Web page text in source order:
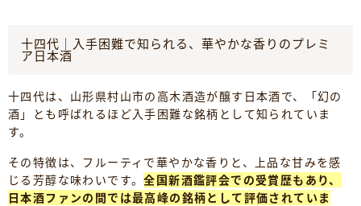
十四代｜入手困難で知られる、華やかな香りのプレミ
ア日本酒
十四代は、山形県村山市の高木酒造が醸す日本酒で、「幻の
酒」とも呼ばれるほど入手困難な銘柄として知られていま
す。
その特徴は、フルーティで華やかな香りと、上品な甘みを感
じる芳醇な味わいです。全国新酒鑑評会での受賞歴もあり、
日本酒ファンの間では最高峰の銘柄として評価されていま